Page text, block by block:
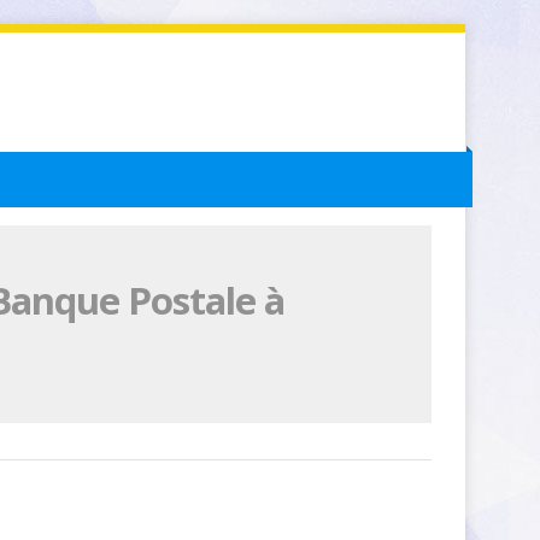
Postale à